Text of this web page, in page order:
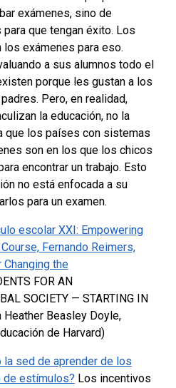
exámenes, sino de
que tengan éxito. Los
exámenes para eso.
a sus alumnos todo el
porque les gustan a los
Pero, en realidad,
la educación, no la
que los países con sistemas
son en los que los chicos
encontrar un trabajo. Esto
no está enfocada a su
para un examen.
escolar XXI: Empowering
Fernando Reimers,
Changing the
FOR AN
SOCIETY — STARTING IN
Heather Beasley Doyle,
de Harvard)
sed de aprender de los
de estímulos? Los incentivos